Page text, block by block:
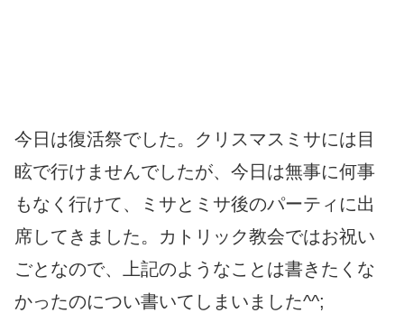
今日は復活祭でした。クリスマスミサには目
眩で行けませんでしたが、今日は無事に何事
もなく行けて、ミサとミサ後のパーティに出
席してきました。カトリック教会ではお祝い
ごとなので、上記のようなことは書きたくな
かったのについ書いてしまいました^^;